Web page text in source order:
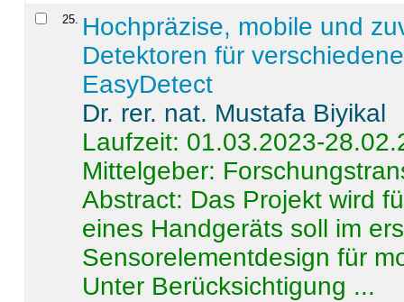
25. Hochpräzise, mobile und
Detektoren für
EasyDetect
Dr. rer. nat. Mustafa Biyikal
Laufzeit: 01.03.2023-
Mittelgeber:
Abstract: Das Projekt wird
eines Handgeräts soll im
Sensorelementdesign für
Unter Berücksichtigung ...